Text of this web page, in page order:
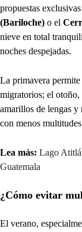
propuestas
(Bariloche) o el
nieve en total
noches despejadas.
La primavera
migratorios; el
amarillos de lengas y
con menos
Lea más: Lago
Guatemala
¿Cómo evitar
El verano,